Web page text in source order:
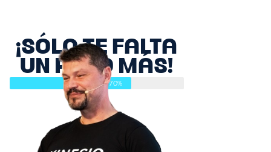
¡SÓLO TE FALTA
UN PASO MÁS!
70%